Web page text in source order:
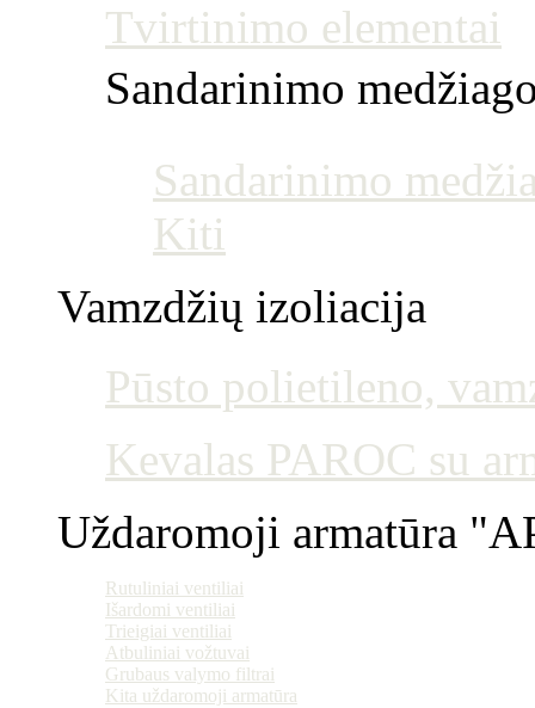
Tvirtinimo elementai
Sandarinimo
Sandarinimo
Kiti
Vamzdžių izoliacija
Pūsto polietileno,
Kevalas PAROC su
Uždaromoji armatūra
Rutuliniai ventiliai
Išardomi ventiliai
Trieigiai ventiliai
Atbuliniai vožtuvai
Grubaus valymo filtrai
Kita uždaromoji armatūra